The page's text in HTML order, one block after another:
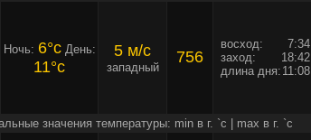
Ночь: 6°cДень:
11°c
5 м/c
западный
756
восход:
7:34
заход:
18:42
длина дня: 11:08
значения температуры: min в г. `c | max в г. `c